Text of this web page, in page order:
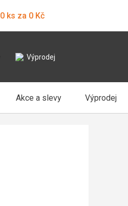
0 ks za 0 Kč
Výprodej
Akce a slevy Výprodej